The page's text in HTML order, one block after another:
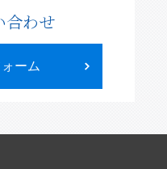
合わせ
ーム